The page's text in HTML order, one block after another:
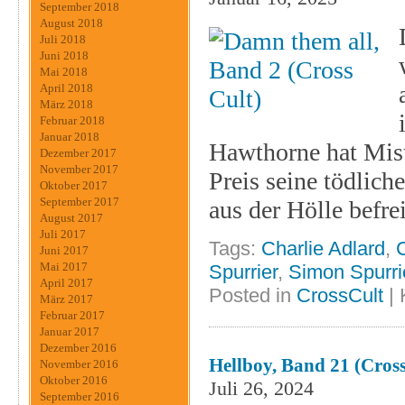
September 2018
August 2018
Juli 2018
Juni 2018
Mai 2018
April 2018
März 2018
Februar 2018
Januar 2018
Dezember 2017
November 2017
Oktober 2017
September 2017
August 2017
Juli 2017
Juni 2017
Mai 2017
April 2017
März 2017
Februar 2017
Januar 2017
Dezember 2016
November 2016
Oktober 2016
September 2016
Hawthorne hat
Preis seine
aus der Hölle
Tags: Charlie Adlard,
Spurrier, Simon
Posted in CrossCult |
Hellboy, Band 21
Juli 26, 2024